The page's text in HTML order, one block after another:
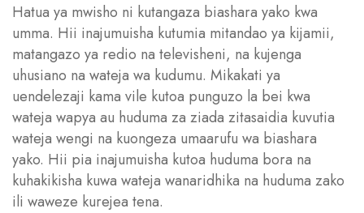
Hatua ya mwisho ni kutangaza biashara yako kwa
umma. Hii inajumuisha kutumia mitandao ya kijamii,
matangazo ya redio na televisheni, na kujenga
uhusiano na wateja wa kudumu. Mikakati ya
uendelezaji kama vile kutoa punguzo la bei kwa
wateja wapya au huduma za ziada zitasaidia kuvutia
wateja wengi na kuongeza umaarufu wa biashara
yako. Hii pia inajumuisha kutoa huduma bora na
kuhakikisha kuwa wateja wanaridhika na huduma zako
ili waweze kurejea tena.